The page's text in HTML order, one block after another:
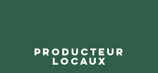
Producteur
locaux